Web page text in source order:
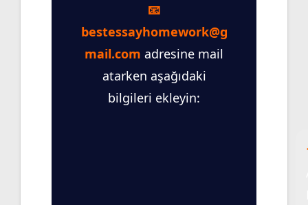
📧
bestessayhomework@g
mail.com adresine mail
atarken aşağıdaki
bilgileri ekleyin: